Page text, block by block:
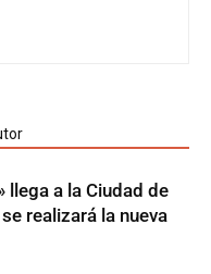
llega a la Ciudad de
realizará la nueva